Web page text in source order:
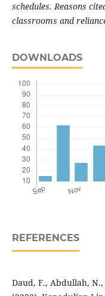
schedules. Reasons
classrooms and
DOWNLOADS
REFERENCES
Daud, F., Abdullah,